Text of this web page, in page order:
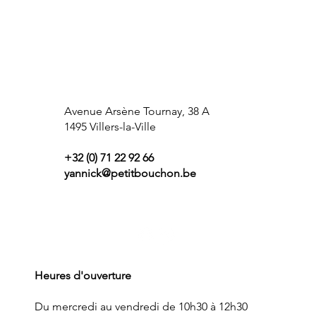
Heures d'ouverture
Du mercredi au vendredi de 10h30 à 12h30
Avenue Arsène Tournay, 38 A
1495 Villers-la-Ville
+32 (0) 71 22 92 66
yannick@petitbouchon.be